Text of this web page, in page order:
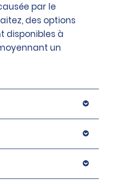
par le
des options
disponibles à
un